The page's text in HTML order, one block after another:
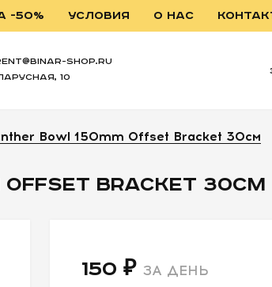
-50% УСЛОВИЯ О НАС
shop.ru
10
Bowl 150mm Offset Bracket 30см
BRACKET 30СМ
150 ₽ ЗА ДЕНЬ